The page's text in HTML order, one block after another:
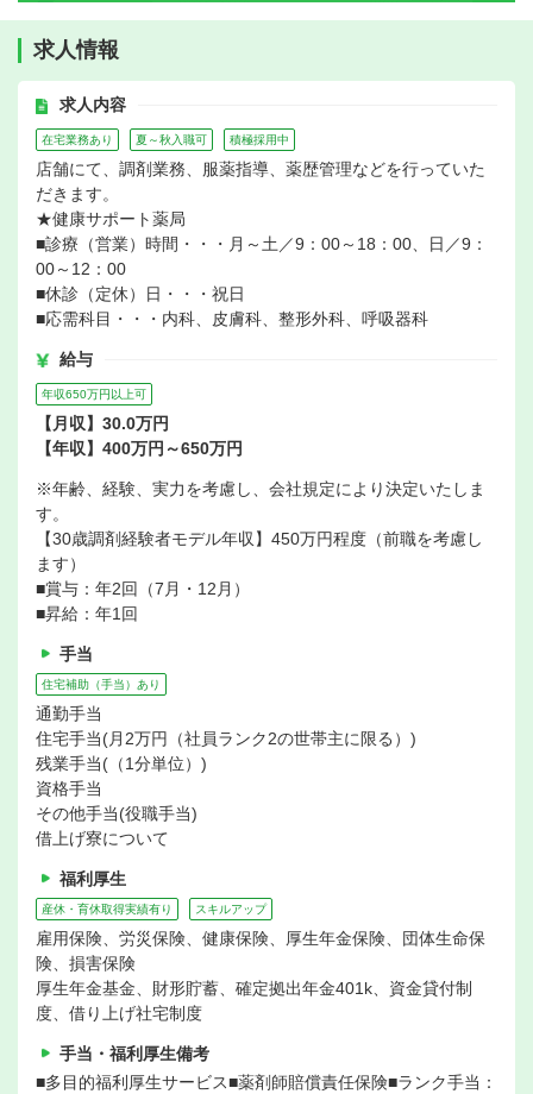
求人情報
求人内容
在宅業務あり 夏～秋入職可 積極採用中
店舗にて、調剤業務、服薬指導、薬歴管理などを行っていた
だきます。
★健康サポート薬局
■診療（営業）時間・・・月～土／9：00～18：00、日／9：
00～12：00
■休診（定休）日・・・祝日
■応需科目・・・内科、皮膚科、整形外科、呼吸器科
給与
年収650万円以上可
【月収】30.0万円
【年収】400万円～650万円
※年齢、経験、実力を考慮し、会社規定により決定いたしま
す。
【30歳調剤経験者モデル年収】450万円程度（前職を考慮し
ます）
■賞与：年2回（7月・12月）
■昇給：年1回
手当
住宅補助（手当）あり
通勤手当
住宅手当(月2万円（社員ランク2の世帯主に限る）)
残業手当(（1分単位）)
資格手当
その他手当(役職手当)
借上げ寮について
福利厚生
産休・育休取得実績有り スキルアップ
雇用保険、労災保険、健康保険、厚生年金保険、団体生命保
険、損害保険
厚生年金基金、財形貯蓄、確定拠出年金401k、資金貸付制
度、借り上げ社宅制度
手当・福利厚生備考
■多目的福利厚生サービス■薬剤師賠償責任保険■ランク手当：